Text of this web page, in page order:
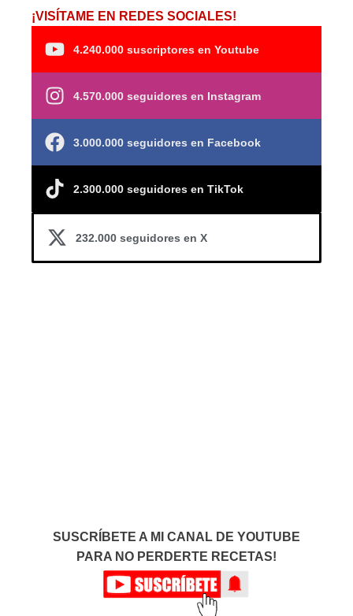
¡VISÍTAME EN REDES SOCIALES!
4.240.000 suscriptores en Youtube
4.570.000 seguidores en Instagram
3.000.000 seguidores en Facebook
2.300.000 seguidores en TikTok
232.000 seguidores en X
SUSCRÍBETE A MI CANAL DE YOUTUBE
PARA NO PERDERTE RECETAS!